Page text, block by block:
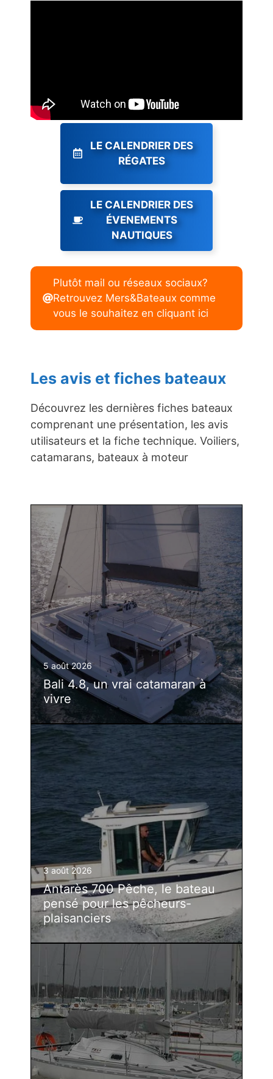
LE CALENDRIER DES
RÉGATES
LE CALENDRIER DES
ÉVENEMENTS
NAUTIQUES
Plutôt mail ou réseaux sociaux?
Retrouvez Mers&Bateaux comme
vous le souhaitez en cliquant ici
Les avis et fiches bateaux
Découvrez les dernières fiches bateaux
comprenant une présentation, les avis
utilisateurs et la fiche technique. Voiliers,
catamarans, bateaux à moteur
5 août 2026
Bali 4.8, un vrai catamaran à
vivre
3 août 2026
Antarès 700 Pêche, le bateau
pensé pour les pêcheurs-
plaisanciers